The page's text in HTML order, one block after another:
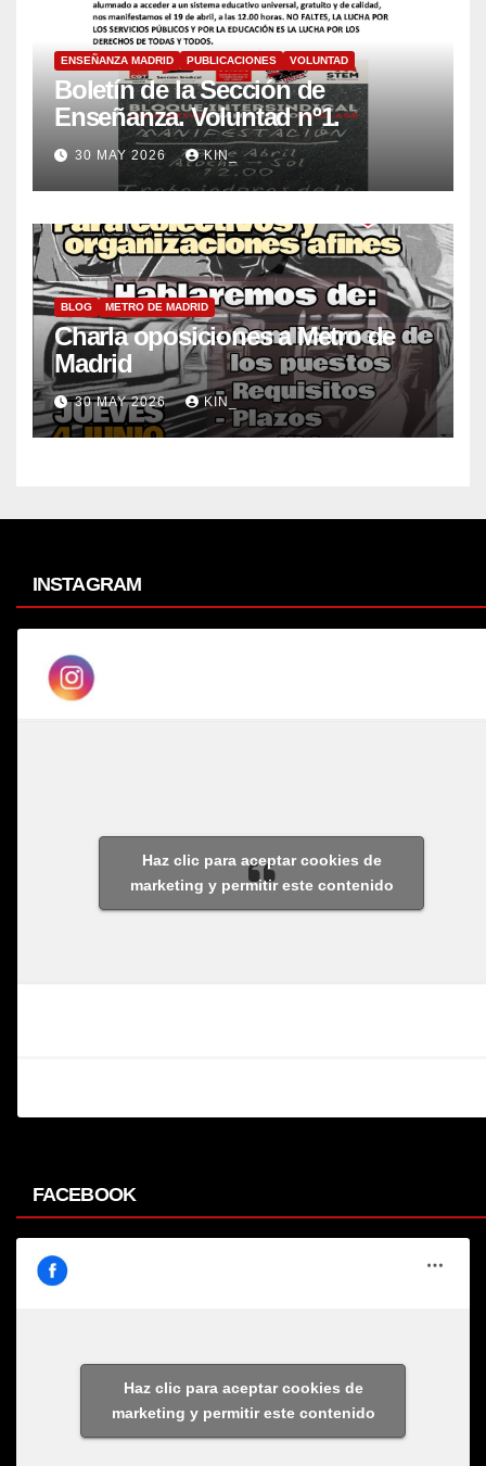
ENSEÑANZA MADRID PUBLICACIONES VOLUNTAD
Boletín de la Sección de
Enseñanza. Voluntad nº1.
30 MAY 2026 KIN_
BLOG METRO DE MADRID
Charla oposiciones a Metro de
Madrid
30 MAY 2026 KIN_
INSTAGRAM
Haz clic para aceptar cookies de
marketing y permitir este contenido
FACEBOOK
Haz clic para aceptar cookies de
marketing y permitir este contenido